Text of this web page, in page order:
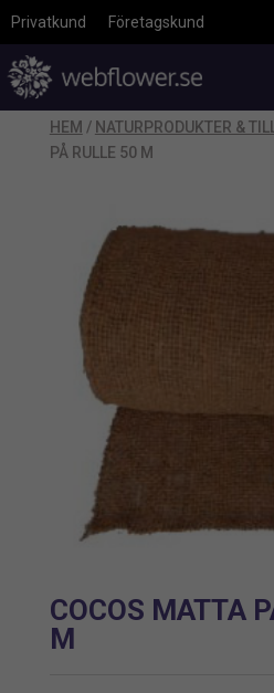
Privatkund Företagskund
HEM / NATURPRODUKTER &
PÅ RULLE 50 M
COCOS MATTA
M